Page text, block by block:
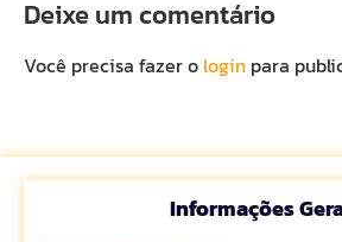
Deixe um comentário
Você precisa fazer o login para
Informações